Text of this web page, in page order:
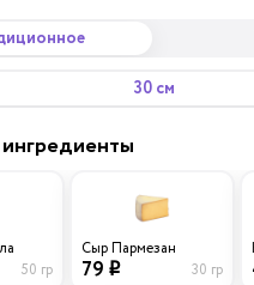
30 см
50 гр
Сыр Пармезан
79 i 30 гр